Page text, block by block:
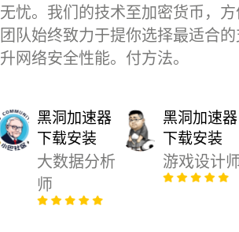
无忧。我们的技术
团队始终致力于提
升网络安全性能。
黑洞加速器
下载安装
大数据分析
师
至加密货币，
你选择最适合
付方法。
黑洞加速器
下载安装
游戏设计